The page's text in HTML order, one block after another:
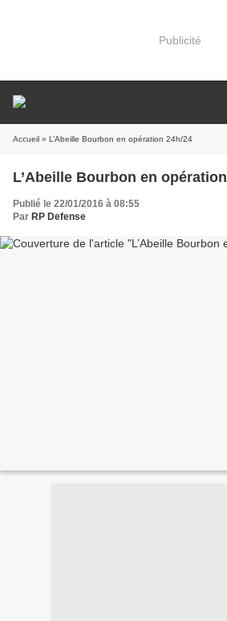
Publicité
Accueil » L’Abeille Bourbon en opération 24h/24
L’Abeille Bourbon en
Publié le 22/01/2016 à 08:55
Par RP Defense